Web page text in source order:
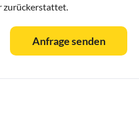
zurückerstattet.
Anfrage senden